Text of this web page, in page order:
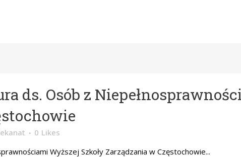
ds. Osób z
0 Likes
Wyższej Szkoły Zarządzania w Częstochowie...